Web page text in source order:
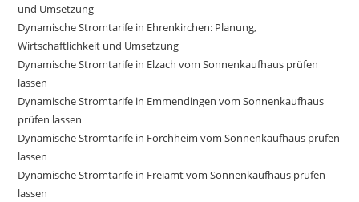
und Umsetzung
Dynamische Stromtarife in Ehrenkirchen: Planung,
Wirtschaftlichkeit und Umsetzung
Dynamische Stromtarife in Elzach vom Sonnenkaufhaus prüfen
lassen
Dynamische Stromtarife in Emmendingen vom Sonnenkaufhaus
prüfen lassen
Dynamische Stromtarife in Forchheim vom Sonnenkaufhaus prüfen
lassen
Dynamische Stromtarife in Freiamt vom Sonnenkaufhaus prüfen
lassen